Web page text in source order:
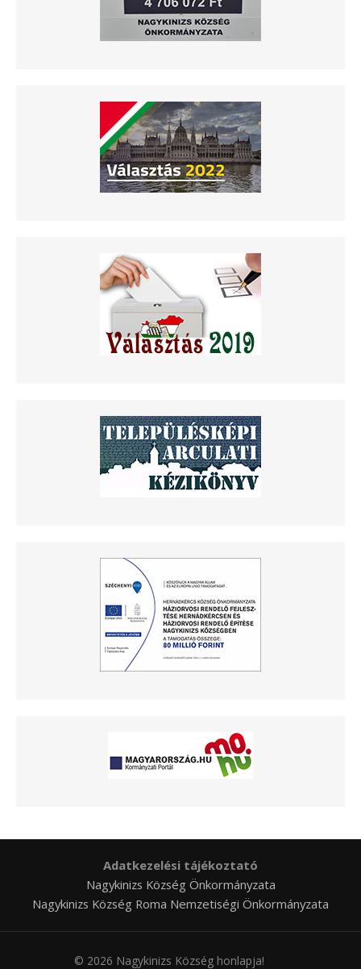
Adatkezelési tájékoztató
Nagykinizs Község Önkormányzata
Nagykinizs Község Roma Nemzetiségi Önkormányzata
© 2026 Nagykinizs Község honlapja!